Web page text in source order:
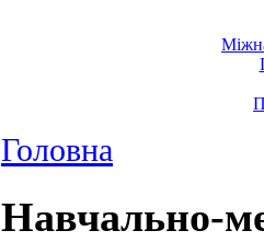
Головна
Навчально-